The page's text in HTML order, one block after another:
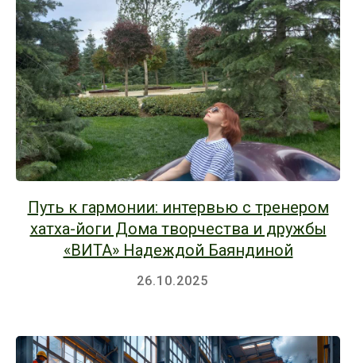
Путь к гармонии: интервью с тренером
хатха-йоги Дома творчества и дружбы
«ВИТА» Надеждой Баяндиной
26.10.2025